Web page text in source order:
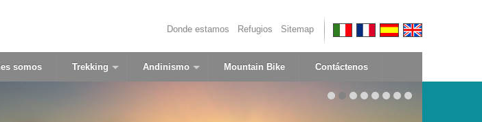
Donde estamos Refugios Sitemap
somos Trekking Andinismo Mountain Bike Contáctenos